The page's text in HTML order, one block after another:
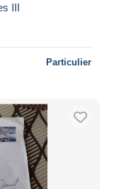
III
Particulier